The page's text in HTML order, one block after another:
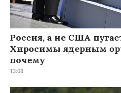
Россия, а не США
Хиросимы ядерным
почему
13:08